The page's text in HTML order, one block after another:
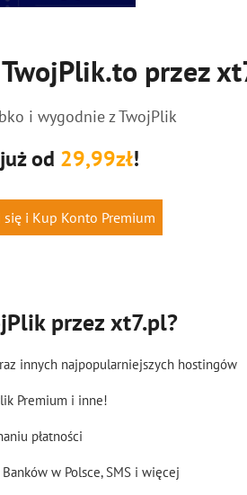
przez
i wygodnie z TwojPlik
od 29,99zł!
się i Kup Konto Premium
przez xt7.pl?
innych najpopularniejszych hostingów
Premium i inne!
płatności
w Polsce, SMS i więcej